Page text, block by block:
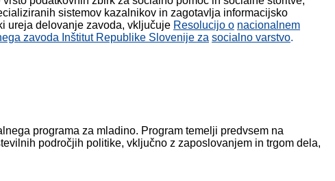
sistemov kazalnikov in zagotavlja informacijsko
ureja delovanje zavoda, vključuje Resolucijo o nacionalnem
zavoda Inštitut Republike Slovenije za socialno varstvo.
programa za mladino. Program temelji predvsem na
področjih politike, vključno z zaposlovanjem in trgom dela,